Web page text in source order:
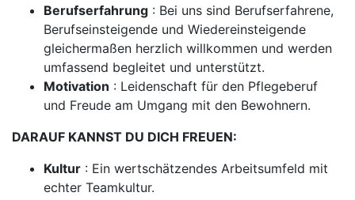
Berufserfahrung : Bei uns sind Berufserfahrene,
Berufseinsteigende und Wiedereinsteigende
gleichermaßen herzlich willkommen und werden
umfassend begleitet und unterstützt.
Motivation : Leidenschaft für den Pflegeberuf
und Freude am Umgang mit den Bewohnern.
DARAUF KANNST DU DICH FREUEN:
Kultur : Ein wertschätzendes Arbeitsumfeld mit
echter Teamkultur.